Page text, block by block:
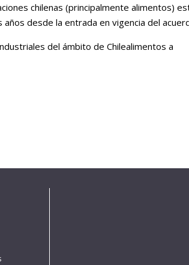
chilenas (principalmente alimentos)
desde la entrada en vigencia del
del ámbito de Chilealimentos a